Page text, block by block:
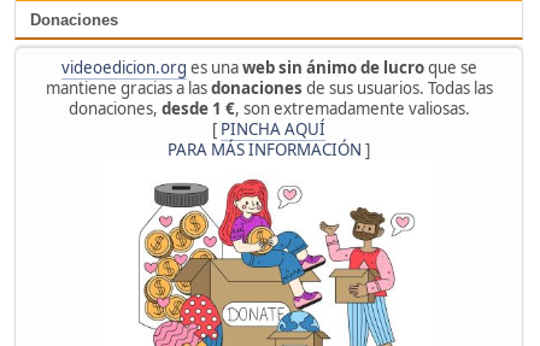
Donaciones
videoedicion.org es unaweb sin ánimo de lucroque se
mantiene gracias a lasdonaciones de sus usuarios. Todas las
donaciones, desde 1 €, son extremadamente valiosas.
[ PINCHA AQUÍ
PARA MÁS INFORMACIÓN ]